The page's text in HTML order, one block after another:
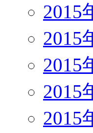
2015
2015
2015
2015
2015